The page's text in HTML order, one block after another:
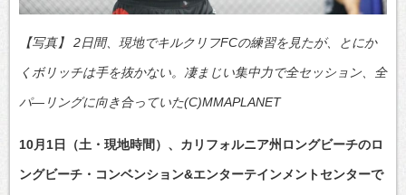
【写真】 2日間、現地でキルクリフFCの練習を見たが、とにか
くボリッチは手を抜かない。凄まじい集中力で全セッション、全
パ―リングに向き合っていた(C)MMAPLANET
10月1日（土・現地時間）、カリフォルニア州ロングビーチのロ
ングビーチ・コンベンション&エンターテインメントセンターで